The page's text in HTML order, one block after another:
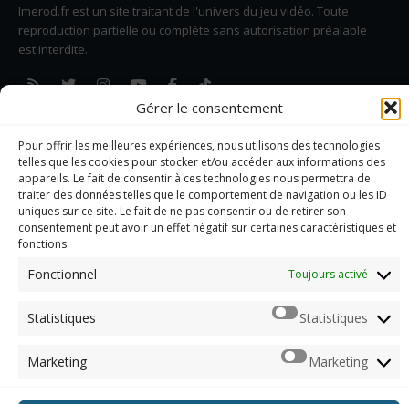
Gérer le consentement
Pour offrir les meilleures expériences, nous utilisons des technologies
telles que les cookies pour stocker et/ou accéder aux informations des
appareils. Le fait de consentir à ces technologies nous permettra de
traiter des données telles que le comportement de navigation ou les ID
uniques sur ce site. Le fait de ne pas consentir ou de retirer son
consentement peut avoir un effet négatif sur certaines caractéristiques et
fonctions.
Fonctionnel Toujours activé
Statistiques Statistiques
Marketing Marketing
Imerod.fr est un site traitant de l'univers du jeu vidéo. Toute
reproduction partielle ou complète sans autorisation préalable
est interdite.
Me contacter
ARCHIVES
Naviguer dans les archives